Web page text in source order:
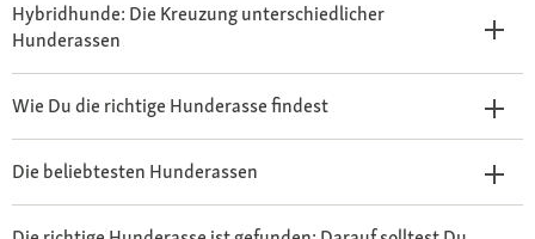
Hybridhunde: Die Kreuzung unterschiedlicher
Hunderassen
Wie Du die richtige Hunderasse findest
Die beliebtesten Hunderassen